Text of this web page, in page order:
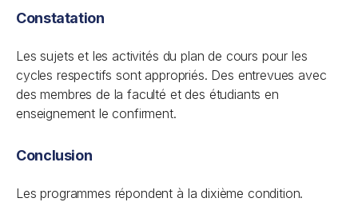
Constatation
Les sujets et les activités du plan de cours pour les
cycles respectifs sont appropriés. Des entrevues avec
des membres de la faculté et des étudiants en
enseignement le confirment.
Conclusion
Les programmes répondent à la dixième condition.